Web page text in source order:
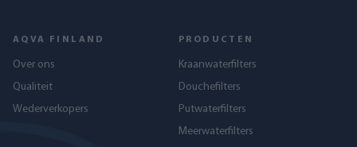
AQVA FINLAND
Over ons
Qualiteit
Wederverkopers
PRODUCTEN
Kraanwaterfilters
Douchefilters
Putwaterfilters
Meerwaterfilters